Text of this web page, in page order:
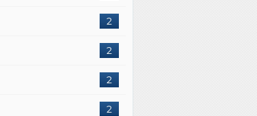
2
2
2
2